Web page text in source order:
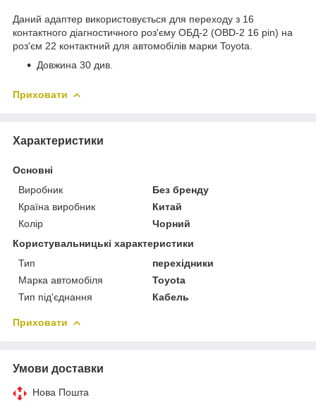
Даний адаптер використовується для переходу з 16
контактного діагностичного роз'єму ОБД-2 (OBD-2 16 pin) на
роз'єм 22 контактний для автомобілів марки Toyota.
Довжина 30 див.
Приховати
Характеристики
Основні
Виробник
Без бренду
Країна виробник
Китай
Колір
Чорний
Користувальницькі характеристики
Тип
перехідники
Марка автомобіля
Toyota
Тип під'єднання
Кабель
Приховати
Умови доставки
Нова Пошта